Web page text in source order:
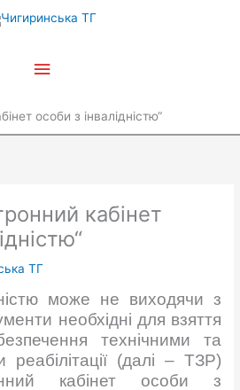
Головне
особи з інвалідністю“
кабінет
ТГ
може не виходячи з
необхідні для взяття
технічними та
(далі – ТЗР)
кабінет особи з